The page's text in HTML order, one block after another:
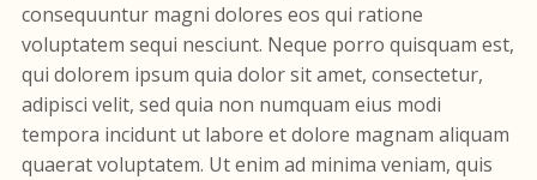
consequuntur magni dolores eos qui ratione
voluptatem sequi nesciunt. Neque porro quisquam est,
qui dolorem ipsum quia dolor sit amet, consectetur,
adipisci velit, sed quia non numquam eius modi
tempora incidunt ut labore et dolore magnam aliquam
quaerat voluptatem. Ut enim ad minima veniam, quis